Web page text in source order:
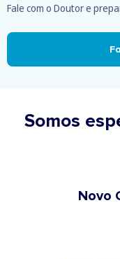
Fale com o Doutor e
Somos
Novo